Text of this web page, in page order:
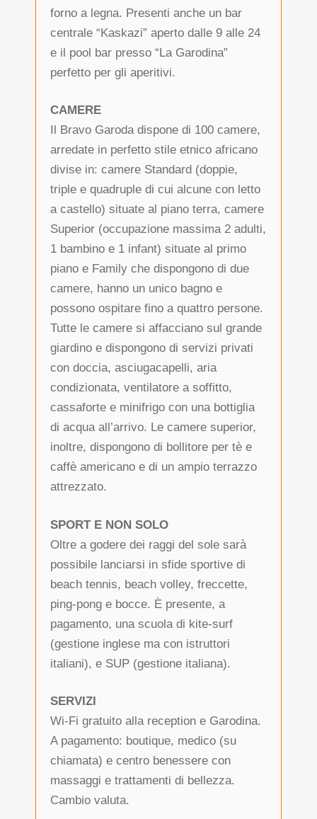
forno a legna. Presenti anche un bar
centrale “Kaskazi” aperto dalle 9 alle 24
e il pool bar presso “La Garodina”
perfetto per gli aperitivi.
CAMERE
Il Bravo Garoda dispone di 100 camere,
arredate in perfetto stile etnico africano
divise in: camere Standard (doppie,
triple e quadruple di cui alcune con letto
a castello) situate al piano terra, camere
Superior (occupazione massima 2 adulti,
1 bambino e 1 infant) situate al primo
piano e Family che dispongono di due
camere, hanno un unico bagno e
possono ospitare fino a quattro persone.
Tutte le camere si affacciano sul grande
giardino e dispongono di servizi privati
con doccia, asciugacapelli, aria
condizionata, ventilatore a soffitto,
cassaforte e minifrigo con una bottiglia
di acqua all’arrivo. Le camere superior,
inoltre, dispongono di bollitore per tè e
caffè americano e di un ampio terrazzo
attrezzato.
SPORT E NON SOLO
Oltre a godere dei raggi del sole sarà
possibile lanciarsi in sfide sportive di
beach tennis, beach volley, freccette,
ping-pong e bocce. È presente, a
pagamento, una scuola di kite-surf
(gestione inglese ma con istruttori
italiani), e SUP (gestione italiana).
SERVIZI
Wi-Fi gratuito alla reception e Garodina.
A pagamento: boutique, medico (su
chiamata) e centro benessere con
massaggi e trattamenti di bellezza.
Cambio valuta.